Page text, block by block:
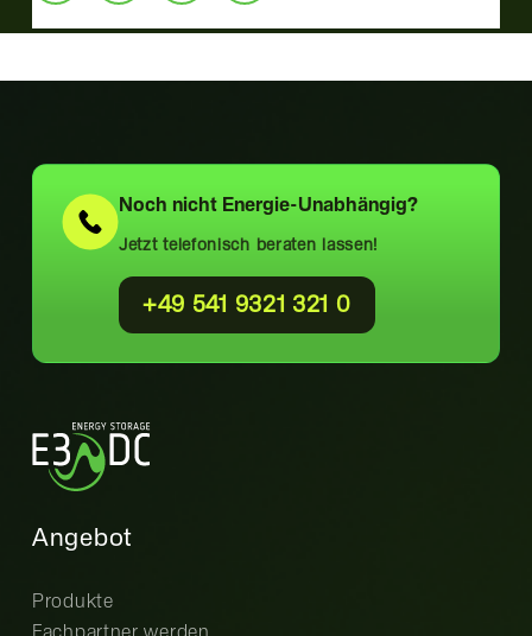
Noch nicht Energie-Unabhängig?
Jetzt telefonisch beraten lassen!
+49 541 9321 321 0
Angebot
Produkte